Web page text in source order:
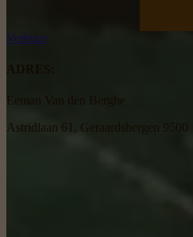
Verhuur
Astridlaan 61, Geraardsbergen 9500